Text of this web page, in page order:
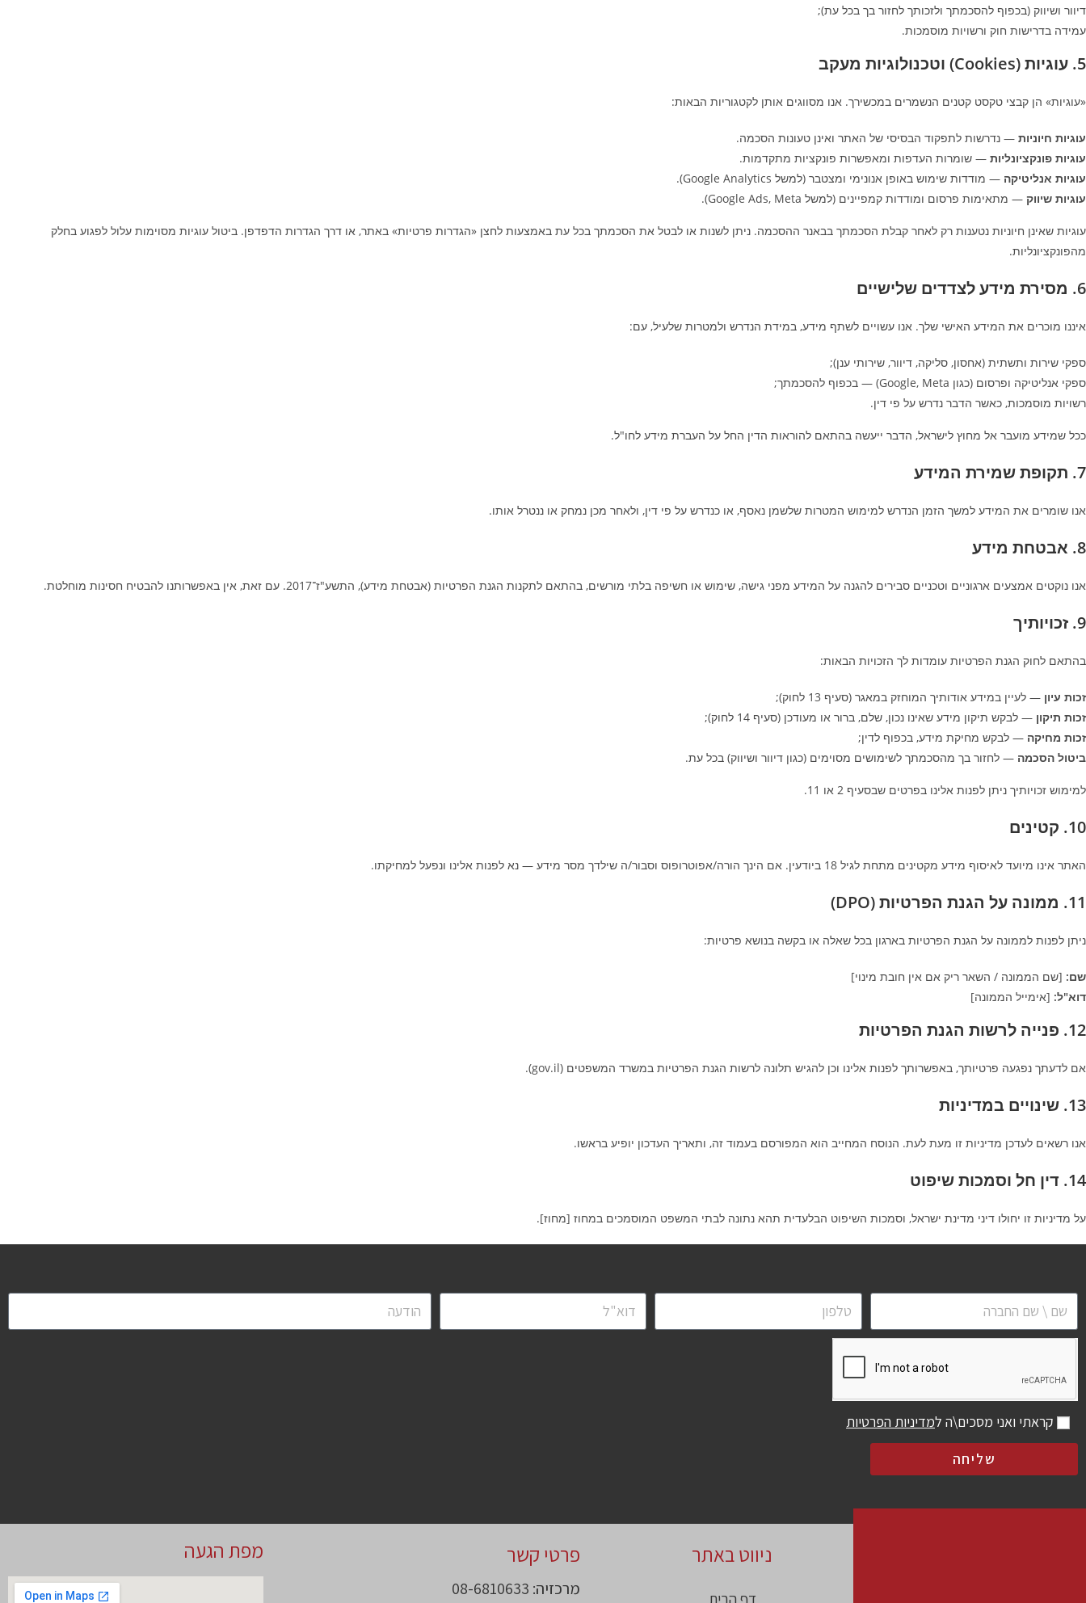
דיוור ושיווק (בכפוף להסכמתך ולזכותך לחזור בך בכל עת);
עמידה בדרישות חוק ורשויות מוסמכות.
5. עוגיות (Cookies) וטכנולוגיות מעקב
«עוגיות» הן קבצי טקסט קטנים הנשמרים במכשירך. אנו מסווגים אותן לקטגוריות הבאות:
עוגיות חיוניות — נדרשות לתפקוד הבסיסי של האתר ואינן טעונות הסכמה.
עוגיות פונקציונליות — שומרות העדפות ומאפשרות פונקציות מתקדמות.
עוגיות אנליטיקה — מודדות שימוש באופן אנונימי ומצטבר (למשל Google Analytics).
עוגיות שיווק — מתאימות פרסום ומודדות קמפיינים (למשל Google Ads, Meta).
עוגיות שאינן חיוניות נטענות רק לאחר קבלת הסכמתך בבאנר ההסכמה. ניתן לשנות או לבטל את הסכמתך בכל עת באמצעות לחצן «הגדרות פרטיות» באתר, או דרך הגדרות הדפדפן. ביטול עוגיות מסוימות עלול לפגוע בחלק
מהפונקציונליות.
6. מסירת מידע לצדדים שלישיים
איננו מוכרים את המידע האישי שלך. אנו עשויים לשתף מידע, במידת הנדרש ולמטרות שלעיל, עם:
ספקי שירות ותשתית (אחסון, סליקה, דיוור, שירותי ענן);
ספקי אנליטיקה ופרסום (כגון Google, Meta) — בכפוף להסכמתך;
רשויות מוסמכות, כאשר הדבר נדרש על פי דין.
ככל שמידע מועבר אל מחוץ לישראל, הדבר ייעשה בהתאם להוראות הדין החל על העברת מידע לחו"ל.
7. תקופת שמירת המידע
אנו שומרים את המידע למשך הזמן הנדרש למימוש המטרות שלשמן נאסף, או כנדרש על פי דין, ולאחר מכן נמחק או ננטרל אותו.
8. אבטחת מידע
אנו נוקטים אמצעים ארגוניים וטכניים סבירים להגנה על המידע מפני גישה, שימוש או חשיפה בלתי מורשים, בהתאם לתקנות הגנת הפרטיות (אבטחת מידע), התשע"ז־2017. עם זאת, אין באפשרותנו להבטיח חסינות מוחלטת.
9. זכויותיך
בהתאם לחוק הגנת הפרטיות עומדות לך הזכויות הבאות:
זכות עיון — לעיין במידע אודותיך המוחזק במאגר (סעיף 13 לחוק);
זכות תיקון — לבקש תיקון מידע שאינו נכון, שלם, ברור או מעודכן (סעיף 14 לחוק);
זכות מחיקה — לבקש מחיקת מידע, בכפוף לדין;
ביטול הסכמה — לחזור בך מהסכמתך לשימושים מסוימים (כגון דיוור ושיווק) בכל עת.
למימוש זכויותיך ניתן לפנות אלינו בפרטים שבסעיף 2 או 11.
10. קטינים
האתר אינו מיועד לאיסוף מידע מקטינים מתחת לגיל 18 ביודעין. אם הינך הורה/אפוטרופוס וסבור/ה שילדך מסר מידע — נא לפנות אלינו ונפעל למחיקתו.
11. ממונה על הגנת הפרטיות (DPO)
ניתן לפנות לממונה על הגנת הפרטיות בארגון בכל שאלה או בקשה בנושא פרטיות:
שם: [שם הממונה / השאר ריק אם אין חובת מינוי]
דוא"ל: [אימייל הממונה]
12. פנייה לרשות הגנת הפרטיות
אם לדעתך נפגעה פרטיותך, באפשרותך לפנות אלינו וכן להגיש תלונה לרשות הגנת הפרטיות במשרד המשפטים (gov.il).
13. שינויים במדיניות
אנו רשאים לעדכן מדיניות זו מעת לעת. הנוסח המחייב הוא המפורסם בעמוד זה, ותאריך העדכון יופיע בראשו.
14. דין חל וסמכות שיפוט
על מדיניות זו יחולו דיני מדינת ישראל, וסמכות השיפוט הבלעדית תהא נתונה לבתי המשפט המוסמכים במחוז [מחוז].
קראתי ואני מסכים\ה למדיניות הפרטיות
שליחה
ניווט באתר
דף הבית
פרטי קשר
מרכזיה: 08-6810633
מפת הגעה